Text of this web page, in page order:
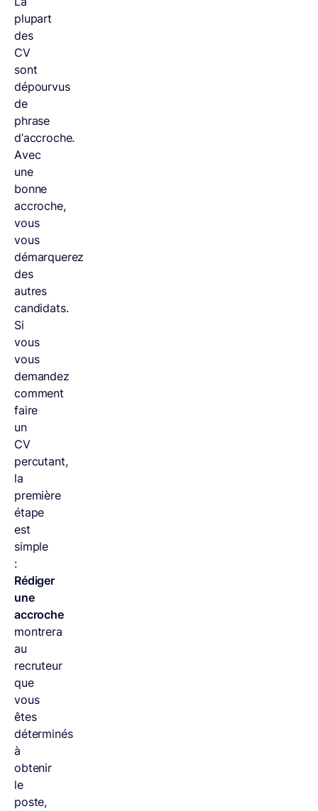
plupart
des
CV
sont
dépourvus
de
phrase
d’accroche.
Avec
une
bonne
accroche,
vous
vous
démarquerez
des
autres
candidats.
Si
vous
vous
demandez
comment
faire
un
CV
percutant,
la
première
étape
est
simple
:
Rédiger
une
accroche
montrera
au
recruteur
que
vous
êtes
déterminés
à
obtenir
le
poste,